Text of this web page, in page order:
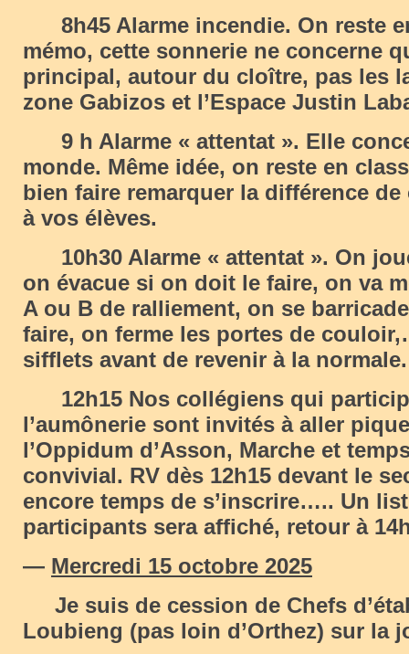
8h45 Alarme incendie. On reste
mémo, cette sonnerie ne concerne
principal, autour du cloître, pas les
zone Gabizos et l’Espace Justin
9 h Alarme « attentat ». Elle
monde. Même idée, on reste en
bien faire remarquer la différence de
à vos élèves.
10h30 Alarme « attentat ». On
on évacue si on doit le faire, on va
A ou B de ralliement, on se
faire, on ferme les portes de
sifflets avant de revenir à la normale.
12h15 Nos collégiens qui
l’aumônerie sont invités à aller
l’Oppidum d’Asson, Marche et
convivial. RV dès 12h15 devant le
encore temps de s’inscrire….. Un
participants sera affiché, retour à
— Mercredi 15 octobre 2025
Je suis de cession de Chefs
Loubieng (pas loin d’Orthez) sur la